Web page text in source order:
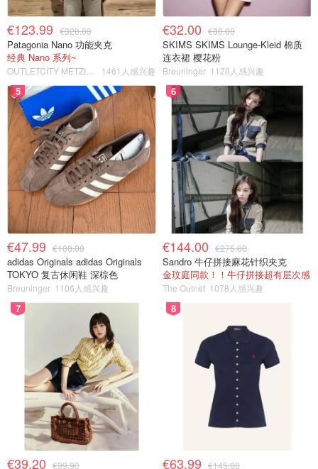
€123.99 €320.00
Patagonia Nano 功能夹克
经典 Nano 系列~
1461人感兴趣
€32.00 €80.00
SKIMS SKIMS Lounge-Kleid 棉质
连衣裙 樱花粉
Breuninger 1120人感兴趣
5
€47.99 €100.00
adidas Originals adidas Originals
TOKYO 复古休闲鞋 深棕色
Breuninger 1106人感兴趣
6
€144.00 €275.00
Sandro 牛仔拼接麻花针织夹克
金玟庭同款！！牛仔拼接超有层次感
The Outnet 1078人感兴趣
7
€39.20 €99.90
8
€63.99 €145.00